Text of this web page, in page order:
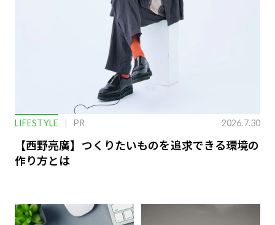
LIFESTYLE PR 2026.7.30
【西野亮廣】つくりたいものを追求できる環境の
作り方とは